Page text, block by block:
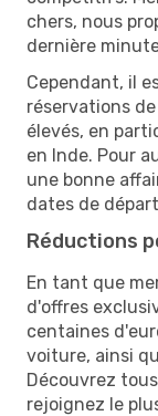
chers, nous
dernière
Cependant, il
réservations
élevés, en
en Inde. Pour
une bonne
dates de
Réductions
En tant que
d'offres
centaines
voiture, ainsi
Découvrez
rejoignez le